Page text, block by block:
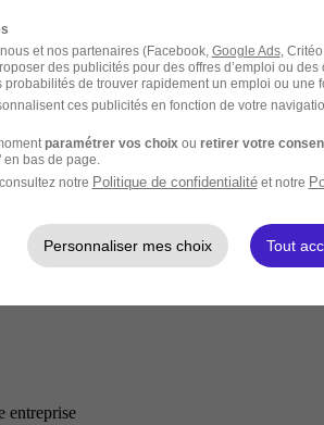
entreprise
et nos partenaires (Facebook, Google Ads,
des publicités pour des offres d’emploi ou
probabilités de trouver rapidement un emploi ou une
ces publicités en fonction de votre
paramétrer vos choix ou retirer votre
en bas de page.
notre Politique de confidentialitéet notre
Personnaliser mes choix Tout